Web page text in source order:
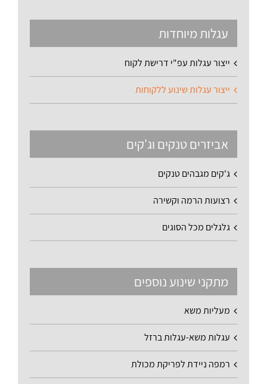
עגלות מיוחדות
ייצור עגלות עפ"י דרישת לקוח
ייצור עגלות שינוע ללקוחות
אביזרים טנקים וג'קים
ג'קים מגבהים טנקים
רצועות הרמה וקשירה
גלגלים מכל הסוגים
מתקני שינוע נוספים
מעליות משא
עגלות משא-עגלות ברזל
רמפה ניידת לפריקת מכולת